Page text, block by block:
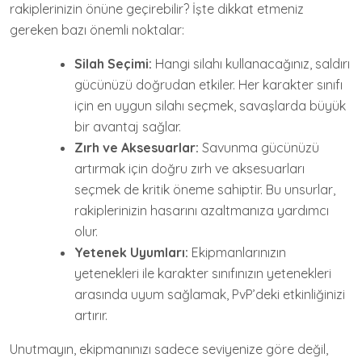
rakiplerinizin önüne geçirebilir? İşte dikkat etmeniz
gereken bazı önemli noktalar:
Silah Seçimi: Hangi silahı kullanacağınız, saldırı
gücünüzü doğrudan etkiler. Her karakter sınıfı
için en uygun silahı seçmek, savaşlarda büyük
bir avantaj sağlar.
Zırh ve Aksesuarlar: Savunma gücünüzü
artırmak için doğru zırh ve aksesuarları
seçmek de kritik öneme sahiptir. Bu unsurlar,
rakiplerinizin hasarını azaltmanıza yardımcı
olur.
Yetenek Uyumları: Ekipmanlarınızın
yetenekleri ile karakter sınıfınızın yetenekleri
arasında uyum sağlamak, PvP’deki etkinliğinizi
artırır.
Unutmayın, ekipmanınızı sadece seviyenize göre değil,